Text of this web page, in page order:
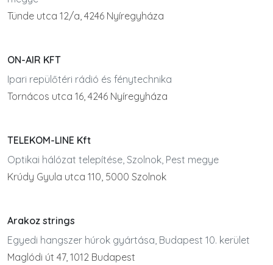
Tünde utca 12/a, 4246 Nyíregyháza
ON-AIR KFT
Ipari repülőtéri rádió és fénytechnika
Tornácos utca 16, 4246 Nyíregyháza
TELEKOM-LINE Kft
Optikai hálózat telepítése, Szolnok, Pest megye
Krúdy Gyula utca 110, 5000 Szolnok
Arakoz strings
Egyedi hangszer húrok gyártása, Budapest 10. kerület
Maglódi út 47, 1012 Budapest